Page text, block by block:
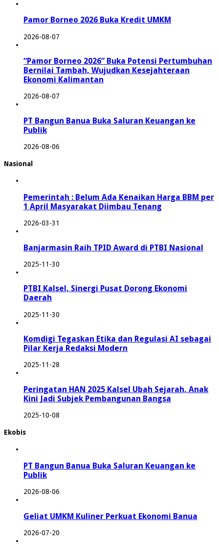
Pamor Borneo 2026 Buka Kredit UMKM
2026-08-07
“Pamor Borneo 2026” Buka Potensi Pertumbuhan
Bernilai Tambah, Wujudkan Kesejahteraan
Ekonomi Kalimantan
2026-08-07
PT Bangun Banua Buka Saluran Keuangan ke
Publik
2026-08-06
Nasional
Pemerintah : Belum Ada Kenaikan Harga BBM per
1 April Masyarakat Diimbau Tenang
2026-03-31
Banjarmasin Raih TPID Award di PTBI Nasional
2025-11-30
PTBI Kalsel, Sinergi Pusat Dorong Ekonomi
Daerah
2025-11-30
Komdigi Tegaskan Etika dan Regulasi AI sebagai
Pilar Kerja Redaksi Modern
2025-11-28
Peringatan HAN 2025 Kalsel Ubah Sejarah, Anak
Kini Jadi Subjek Pembangunan Bangsa
2025-10-08
Ekobis
PT Bangun Banua Buka Saluran Keuangan ke
Publik
2026-08-06
Geliat UMKM Kuliner Perkuat Ekonomi Banua
2026-07-20